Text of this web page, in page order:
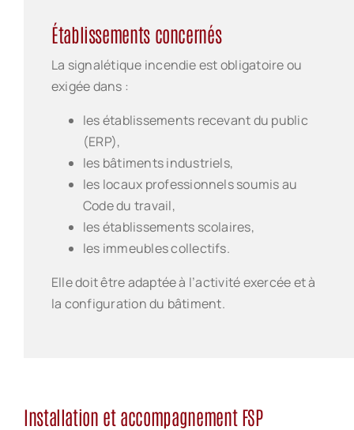
Établissements concernés
La signalétique incendie est obligatoire ou
exigée dans :
les établissements recevant du public
(ERP),
les bâtiments industriels,
les locaux professionnels soumis au
Code du travail,
les établissements scolaires,
les immeubles collectifs.
Elle doit être adaptée à l’activité exercée et à
la configuration du bâtiment.
Installation et accompagnement FSP